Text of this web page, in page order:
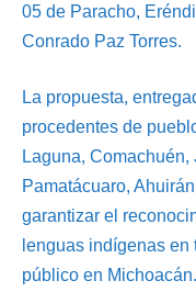
05 de Paracho,
Conrado Paz Torres.
La propuesta,
procedentes de
Laguna,
Pamatácuaro,
garantizar el
lenguas indígenas
público en Michoacán.